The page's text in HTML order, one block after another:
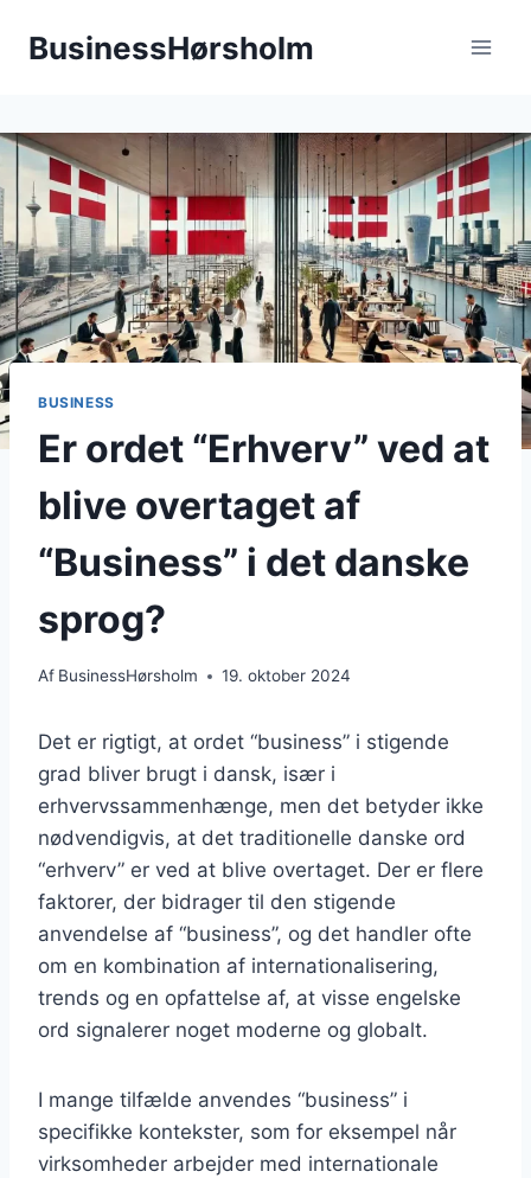
BusinessHørsholm
BUSINESS
Er ordet “Erhverv” ved at
blive overtaget af
“Business” i det danske
sprog?
Af BusinessHørsholm 19. oktober 2024
Det er rigtigt, at ordet “business” i stigende
grad bliver brugt i dansk, især i
erhvervssammenhænge, men det betyder ikke
nødvendigvis, at det traditionelle danske ord
“erhverv” er ved at blive overtaget. Der er flere
faktorer, der bidrager til den stigende
anvendelse af “business”, og det handler ofte
om en kombination af internationalisering,
trends og en opfattelse af, at visse engelske
ord signalerer noget moderne og globalt.
I mange tilfælde anvendes “business” i
specifikke kontekster, som for eksempel når
virksomheder arbejder med internationale